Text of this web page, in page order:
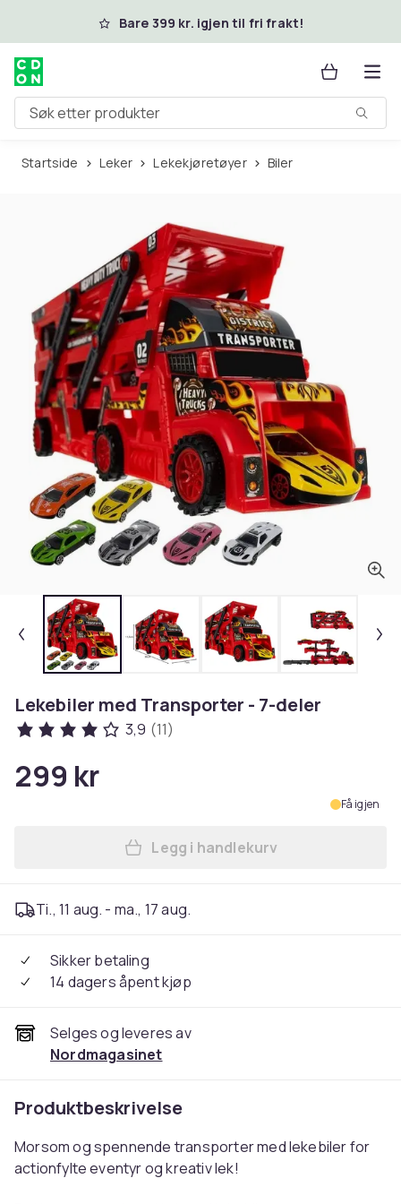
Hopp til hovedinnholdBare 399 kr. igjen til fri frakt!
Søk etter produkter
Startside Leker Lekekjøretøyer Biler
Lekebiler med Transporter - 7-deler
3,9 (11)
299 kr
Få igjen
Legg Lekebiler med
Legg i handlekurv
Ti., 11 aug. - ma., 17 aug.
Sikker betaling
14 dagers åpent kjøp
Selges og leveres av
Nordmagasinet
Produktbeskrivelse
Morsom og spennende transporter med lekebiler for
actionfylte eventyr og kreativ lek!